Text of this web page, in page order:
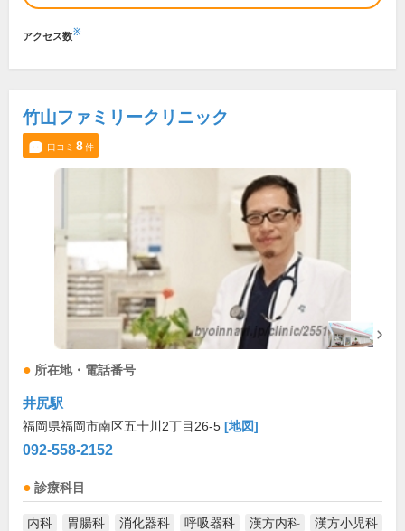
アクセス数※
竹山ファミリークリニック
口コミ 8件
所在地・電話番号
井尻駅
福岡県福岡市南区五十川2丁目26-5 [地図]
092-558-2152
診療科目
内科 胃腸科 消化器科 呼吸器科 漢方内科 漢方小児科